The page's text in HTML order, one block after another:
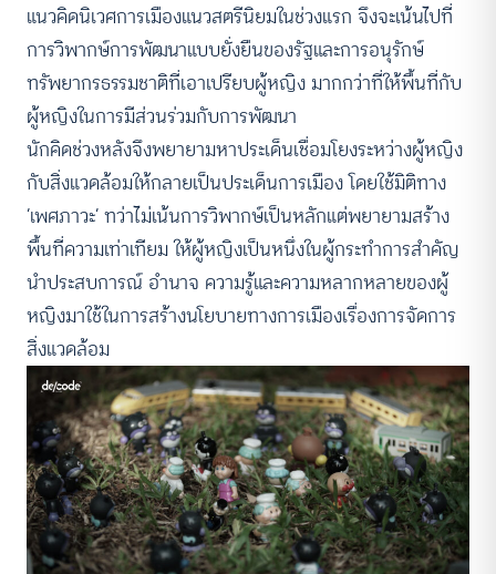
แนวคิดนิเวศการเมืองแนวสตรีนิยมในช่วงแรก จึงจะเน้นไปที่
การวิพากษ์การพัฒนาแบบยั่งยืนของรัฐและการอนุรักษ์
ทรัพยากรธรรมชาติที่เอาเปรียบผู้หญิง มากกว่าที่ให้พื้นที่กับ
ผู้หญิงในการมีส่วนร่วมกับการพัฒนา
นักคิดช่วงหลังจึงพยายามหาประเด็นเชื่อมโยงระหว่างผู้หญิง
กับสิ่งแวดล้อมให้กลายเป็นประเด็นการเมือง โดยใช้มิติทาง
‘เพศภาวะ’ ทว่าไม่เน้นการวิพากษ์เป็นหลักแต่พยายามสร้าง
พื้นที่ความเท่าเทียม ให้ผู้หญิงเป็นหนึ่งในผู้กระทำการสำคัญ
นำประสบการณ์ อำนาจ ความรู้และความหลากหลายของผู้
หญิงมาใช้ในการสร้างนโยบายทางการเมืองเรื่องการจัดการ
สิ่งแวดล้อม